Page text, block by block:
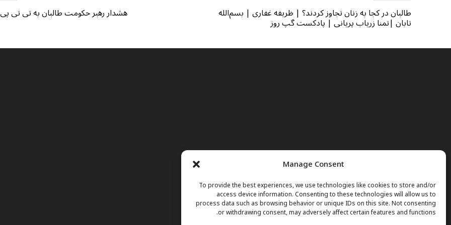
Manage Consent
To provide the best experiences, we use technologies like cookies to store and/or
access device information. Consenting to these technologies will allow us to
process data such as browsing behavior or unique IDs on this site. Not consenting
or withdrawing consent, may adversely affect certain features and functions.
هشدار رهبر حکومت طالبان به تی تی طالبان در کجا به زنان تجاوز کردند؟ | ظریفه غفاری | بسم‌الله
تابان |تمنا زریاب پریانی | پادکست گپ روز